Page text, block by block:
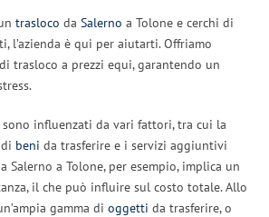
trasloco da Salerno a Tolone e cerchi di
l’azienda è qui per aiutarti. Offriamo
trasloco a prezzi equi, garantendo un
influenzati da vari fattori, tra cui la
beni da trasferire e i servizi aggiuntivi
Salerno a Tolone, per esempio, implica un
il che può influire sul costo totale. Allo
gamma di oggetti da trasferire, o